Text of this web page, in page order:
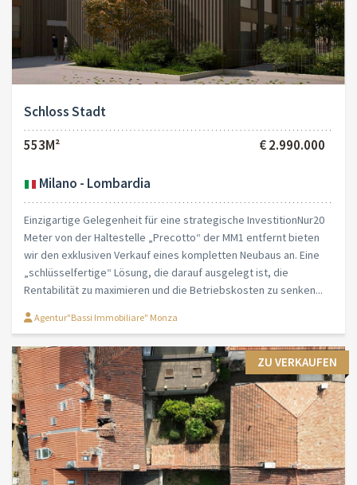
Schloss Stadt
553M²
€ 2.990.000
Milano - Lombardia
Einzigartige Gelegenheit für eine strategische InvestitionNur20
Meter von der Haltestelle „Precotto“ der MM1 entfernt bieten
wir den exklusiven Verkauf eines kompletten Neubaus an. Eine
„schlüsselfertige“ Lösung, die darauf ausgelegt ist, die
Rentabilität zu maximieren und die Betriebskosten zu senken...
Agentur"Bassi Immobiliare" Monza
ZU VERKAUFEN